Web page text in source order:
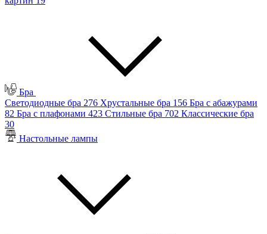
Бра
Светодиодные бра 276 Хрустальные бра 156 Бра с абажурами
82 Бра с плафонами 423 Стильные бра 702 Классические бра
30
Настольные лампы